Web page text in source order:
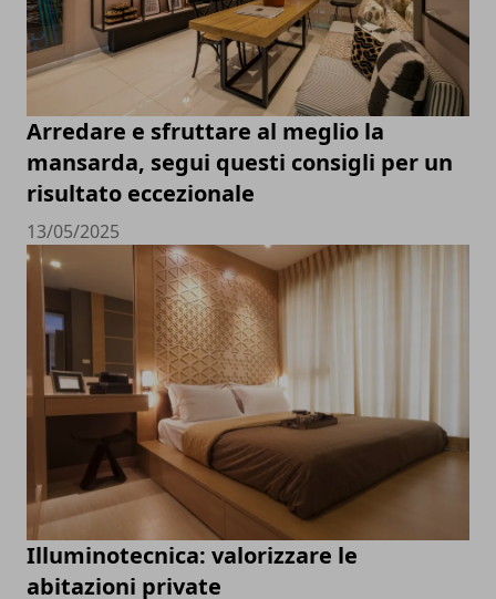
Arredare e sfruttare al meglio la
mansarda, segui questi consigli per un
risultato eccezionale
13/05/2025
Illuminotecnica: valorizzare le
abitazioni private